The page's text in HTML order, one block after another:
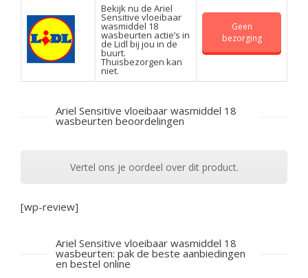
Bekijk nu de Ariel
Sensitive vloeibaar
wasmiddel 18
wasbeurten actie’s in
de Lidl bij jou in de
buurt.
Thuisbezorgen kan
niet.
Geen
bezorging
Ariel Sensitive vloeibaar wasmiddel 18
wasbeurten beoordelingen
Vertel ons je oordeel over dit product.
[wp-review]
Ariel Sensitive vloeibaar wasmiddel 18
wasbeurten: pak de beste aanbiedingen
en bestel online